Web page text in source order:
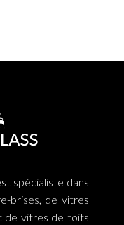
spécialiste dans
brises, de vitres
de vitres de toits